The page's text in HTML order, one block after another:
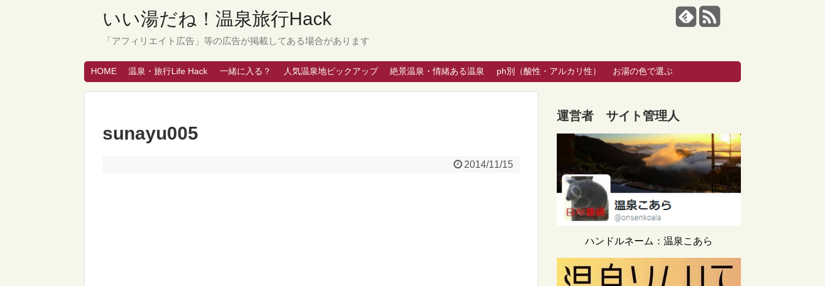
いい湯だね！温泉旅行Hack
「アフィリエイト広告」等の広告が掲載してある場合があります
HOME 温泉・旅行Life Hack 一緒に入る？ 人気温泉地ピックアップ 絶景温泉・情緒ある温泉 ph別（酸性・アルカリ性） お湯の色で選ぶ
sunayu005
2014/11/15
運営者 サイト管理人
ハンドルネーム：温泉こあら